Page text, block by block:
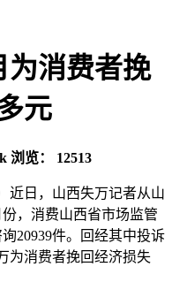
为消费者挽
元
k 浏览： 12513
近日，山西失万记者从山
，消费山西省市场监管
20939件。回经其中投诉
为消费者挽回经济损失